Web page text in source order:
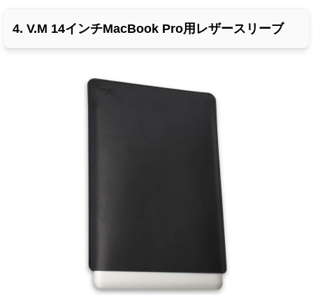
4. V.M 14インチMacBook Pro用レザースリーブ